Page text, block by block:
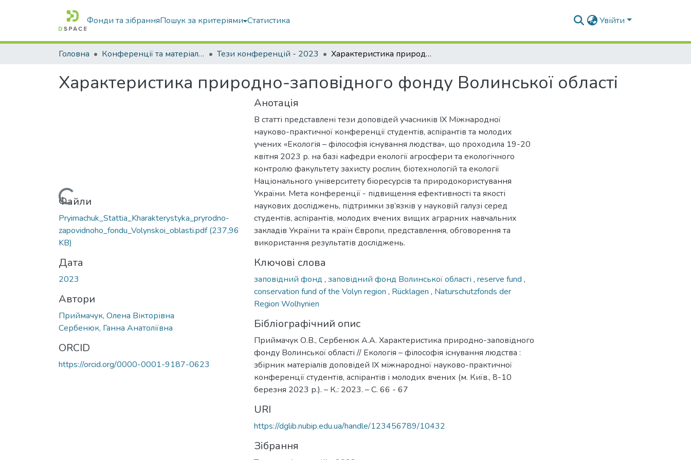
Фонди та зібранняПошук за критеріями Статистика Увійти
Головна Конференції та матеріали конференцій Тези конференцій - 2023 Характеристика природно-заповідного фонду Волинської області
Характеристика природно-заповідного фонду Волинської області
Вантажиться...
Файли
Pryimachuk_Stattia_Kharakterystyka_pryrodno-
zapovidnoho_fondu_Volynskoi_oblasti.pdf(237,96
KB)
Дата
2023
Автори
Приймачук, Олена Вікторівна
Сербенюк, Ганна Анатоліївна
ORCID
https://orcid.org/0000-0001-9187-0623
Анотація
В статті представлені тези доповідей учасників ІХ Міжнародної
науково-практичної конференції студентів, аспірантів та молодих
учених «Екологія – філософія існування людства», що проходила 19-20
квітня 2023 р. на базі кафедри екології агросфери та екологічного
контролю факультету захисту рослин, біотехнологій та екології
Національного університету біоресурсів та природокористування
України. Мета конференції - підвищення ефективності та якості
наукових досліджень, підтримки зв’язків у науковій галузі серед
студентів, аспірантів, молодих вчених вищих аграрних навчальних
закладів України та країн Європи, представлення, обговорення та
використання результатів досліджень.
Ключові слова
заповідний фонд , заповідний фонд Волинської області , reserve fund ,
conservation fund of the Volyn region , Rücklagen , Naturschutzfonds der
Region Wolhynien
Бібліографічний опис
Приймачук О.В., Сербенюк А.А. Характеристика природно-заповідного
фонду Волинської області // Екологія – філософія існування людства :
збірник матеріалів доповідей ІХ міжнародної науково-практичної
конференції студентів, аспірантів і молодих вчених (м. Київ., 8-10
березня 2023 р.). – К.: 2023. – С. 66 - 67
URI
https://dglib.nubip.edu.ua/handle/123456789/10432
Зібрання